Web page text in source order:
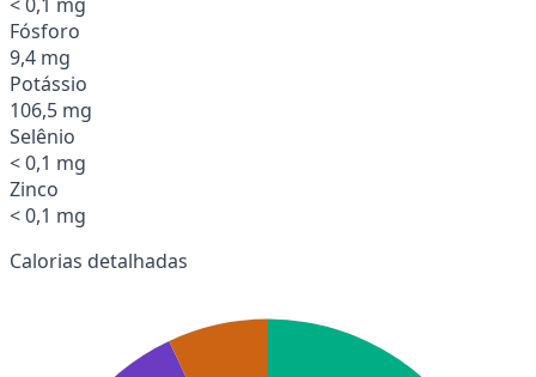
Fósforo
9,4 mg
Potássio
106,5 mg
Selênio
< 0,1 mg
Zinco
< 0,1 mg
Calorias detalhadas